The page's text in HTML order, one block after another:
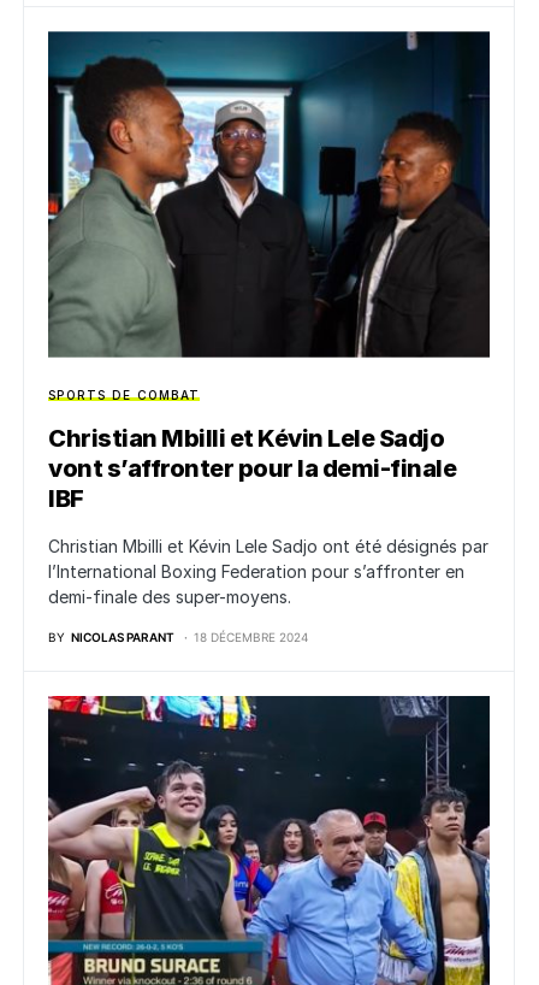
SPORTS DE COMBAT
Christian Mbilli et Kévin Lele Sadjo
vont s’affronter pour la demi-finale
IBF
Christian Mbilli et Kévin Lele Sadjo ont été désignés par
l’International Boxing Federation pour s’affronter en
demi-finale des super-moyens.
BY NICOLAS PARANT 18 DÉCEMBRE 2024